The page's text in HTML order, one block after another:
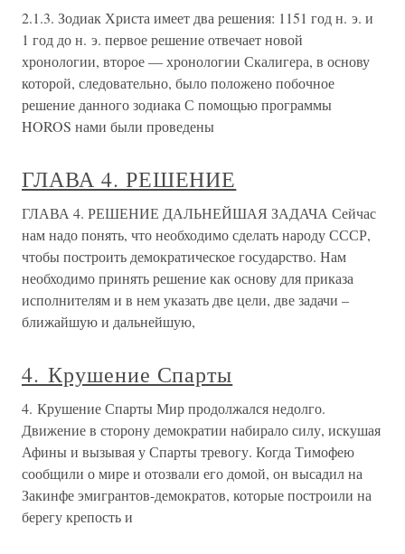
2.1.3. Зодиак Христа имеет два решения: 1151 год н. э. и
1 год до н. э. первое решение отвечает новой
хронологии, второе — хронологии Скалигера, в основу
которой, следовательно, было положено побочное
решение данного зодиака С помощью программы
HOROS нами были проведены
ГЛАВА 4. РЕШЕНИЕ
ГЛАВА 4. РЕШЕНИЕ ДАЛЬНЕЙШАЯ ЗАДАЧА Сейчас
нам надо понять, что необходимо сделать народу СССР,
чтобы построить демократическое государство. Нам
необходимо принять решение как основу для приказа
исполнителям и в нем указать две цели, две задачи –
ближайшую и дальнейшую,
4. Крушение Спарты
4. Крушение Спарты Мир продолжался недолго.
Движение в сторону демократии набирало силу, искушая
Афины и вызывая у Спарты тревогу. Когда Тимофею
сообщили о мире и отозвали его домой, он высадил на
Закинфе эмигрантов-демократов, которые построили на
берегу крепость и